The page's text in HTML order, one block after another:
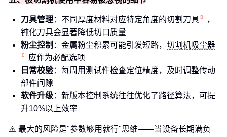
刀具管理：不同厚度材料对应特定角度的切割刀具
，
钝化刀具会显著降低切口质量
粉尘控制 ：金属粉尘积累可能引发短路， 切割机吸尘器
应作为必配选项
日常校验：每周用测试件检查定位精度，及时调整传动
部件间隙
软件升级：新版本控制系统往往优化了路径算法，可提
升10%以上效率
⚠️ 最大的风险是"参数够用就行"思维——当设备长期满负